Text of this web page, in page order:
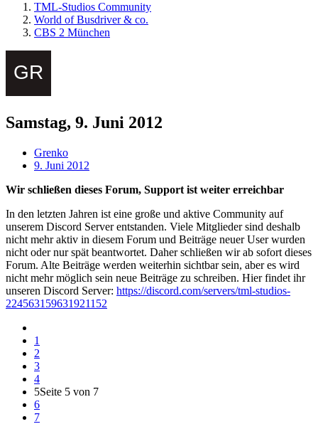
TML-Studios Community
World of Busdriver & co.
CBS 2 München
Samstag, 9. Juni 2012
Grenko
9. Juni 2012
Wir schließen dieses Forum, Support ist weiter erreichbar
In den letzten Jahren ist eine große und aktive Community auf
unserem Discord Server entstanden. Viele Mitglieder sind deshalb
nicht mehr aktiv in diesem Forum und Beiträge neuer User wurden
nicht oder nur spät beantwortet. Daher schließen wir ab sofort dieses
Forum. Alte Beiträge werden weiterhin sichtbar sein, aber es wird
nicht mehr möglich sein neue Beiträge zu schreiben. Hier findet ihr
unseren Discord Server: https://discord.com/servers/tml-studios-
224563159631921152
1
2
3
4
5Seite 5 von 7
6
7